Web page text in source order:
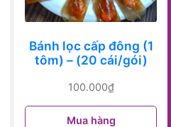
Bánh lọc cấp đông (1
tôm) – (20 cái/gói)
100.000₫
Mua hàng